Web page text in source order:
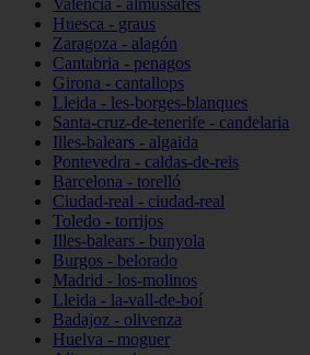
Valencia - almussafes
Huesca - graus
Zaragoza - alagón
Cantabria - penagos
Girona - cantallops
Lleida - les-borges-blanques
Santa-cruz-de-tenerife - candelaria
Illes-balears - algaida
Pontevedra - caldas-de-reis
Barcelona - torelló
Ciudad-real - ciudad-real
Toledo - torrijos
Illes-balears - bunyola
Burgos - belorado
Madrid - los-molinos
Lleida - la-vall-de-boí
Badajoz - olivenza
Huelva - moguer